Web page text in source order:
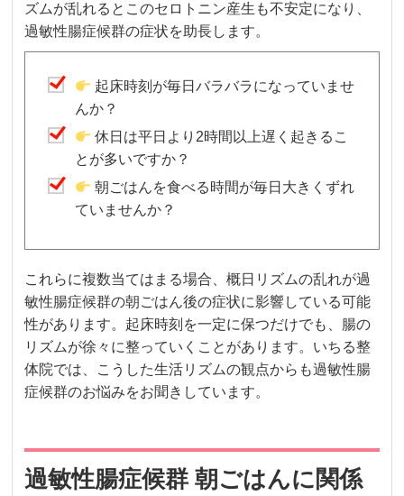
ズムが乱れるとこのセロトニン産生も不安定になり、
過敏性腸症候群の症状を助長します。
起床時刻が毎日バラバラになっていませ
んか？
休日は平日より2時間以上遅く起きるこ
とが多いですか？
朝ごはんを食べる時間が毎日大きくずれ
ていませんか？
これらに複数当てはまる場合、概日リズムの乱れが過
敏性腸症候群の朝ごはん後の症状に影響している可能
性があります。起床時刻を一定に保つだけでも、腸の
リズムが徐々に整っていくことがあります。いちる整
体院では、こうした生活リズムの観点からも過敏性腸
症候群のお悩みをお聞きしています。
過敏性腸症候群 朝ごはんに関係